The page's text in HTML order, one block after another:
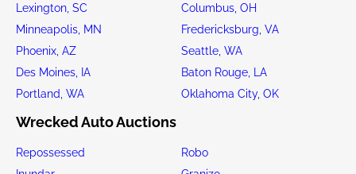
Lexington, SC
Columbus, OH
Minneapolis, MN
Fredericksburg, VA
Phoenix, AZ
Seattle, WA
Des Moines, IA
Baton Rouge, LA
Portland, WA
Oklahoma City, OK
Wrecked Auto Auctions
Repossessed
Robo